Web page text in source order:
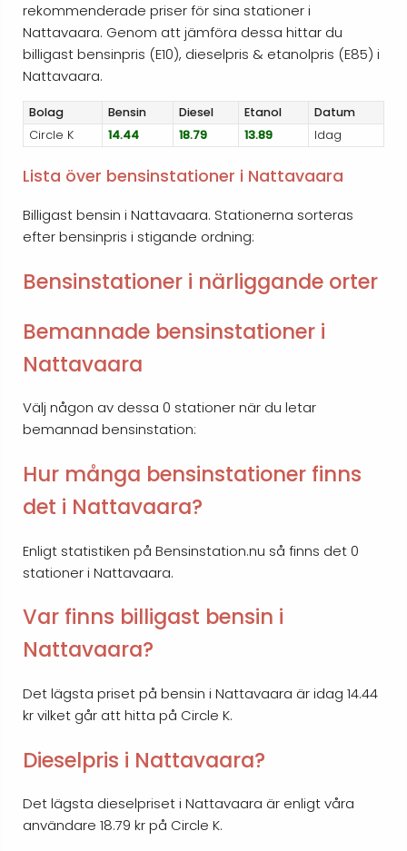
rekommenderade priser för sina stationer i
Nattavaara. Genom att jämföra dessa hittar du
billigast bensinpris (E10), dieselpris & etanolpris (E85) i
Nattavaara.
Bolag Bensin Diesel Etanol
Datum
Circle K
14.44 18.79 13.89 Idag
Lista över bensinstationer i Nattavaara
Billigast bensin i Nattavaara. Stationerna sorteras
efter bensinpris i stigande ordning:
Bensinstationer i närliggande orter
Bemannade bensinstationer i
Nattavaara
Välj någon av dessa 0 stationer när du letar
bemannad bensinstation:
Hur många bensinstationer finns
det i Nattavaara?
Enligt statistiken på Bensinstation.nu så finns det 0
stationer i Nattavaara.
Var finns billigast bensin i
Nattavaara?
Det lägsta priset på bensin i Nattavaara är idag 14.44
kr vilket går att hitta på Circle K.
Dieselpris i Nattavaara?
Det lägsta dieselpriset i Nattavaara är enligt våra
användare 18.79 kr på Circle K.